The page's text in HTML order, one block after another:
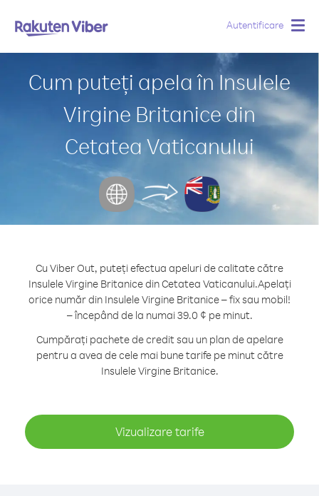
Autentificare
Cum puteți apela în Insulele
Virgine Britanice din
Cetatea Vaticanului
Cu Viber Out, puteți efectua apeluri de calitate către
Insulele Virgine Britanice din Cetatea Vaticanului.Apelați
orice număr din Insulele Virgine Britanice – fix sau mobil!
– începând de la numai 39.0 ¢ pe minut.
Cumpărați pachete de credit sau un plan de apelare
pentru a avea de cele mai bune tarife pe minut către
Insulele Virgine Britanice.
Vizualizare tarife